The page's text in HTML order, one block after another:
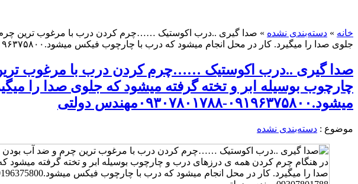
خانه » دسته‌بندی نشده » صدا گیری ..درب اکوستیک ……چرم کردن درب با مرغوب ترین چرم
جلوی صدا را میگیرد. کار در محل انجام میشود که درب با چارچوب فیکس میشود.۰۹۱۹۶۳۷۵۸۰۰-۰۹۳۰۷۸۰۱۷۸۸مهندس دولتی
صدا گیری ..درب اکوستیک ……چرم کردن درب با مرغوب
چارچوب بوسیله ابر و تخته گرفته میشود که جلوی صدا را
میشود.۰۹۱۹۶۳۷۵۸۰۰-۰۹۳۰۷۸۰۱۷۸۸مهندس دولتی
موضوع : دسته‌بندی نشده